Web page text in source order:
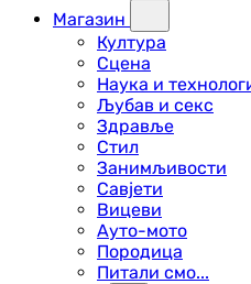
Магазин
Култура
Сцена
Наука и
Љубав и секс
Здравље
Стил
Занимљивости
Савјети
Вицеви
Ауто-мото
Породица
Питали смо...